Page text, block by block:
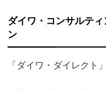
ダイワ・コンサルテ
ン
「ダイワ・ダイレクト